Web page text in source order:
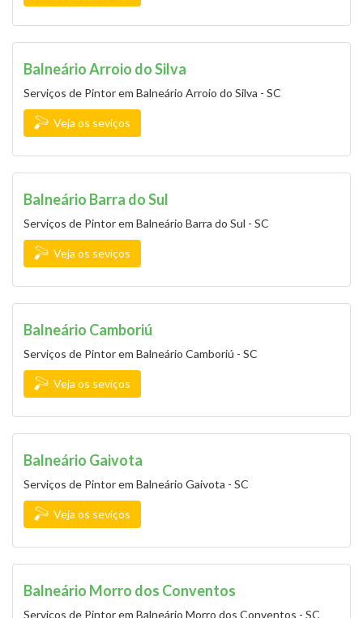
Balneário Arroio do Silva
Serviços de Pintor em Balneário Arroio do Silva - SC
Veja os seviços
Balneário Barra do Sul
Serviços de Pintor em Balneário Barra do Sul - SC
Veja os seviços
Balneário Camboriú
Serviços de Pintor em Balneário Camboriú - SC
Veja os seviços
Balneário Gaivota
Serviços de Pintor em Balneário Gaivota - SC
Veja os seviços
Balneário Morro dos Conventos
Serviços de Pintor em Balneário Morro dos Conventos - SC